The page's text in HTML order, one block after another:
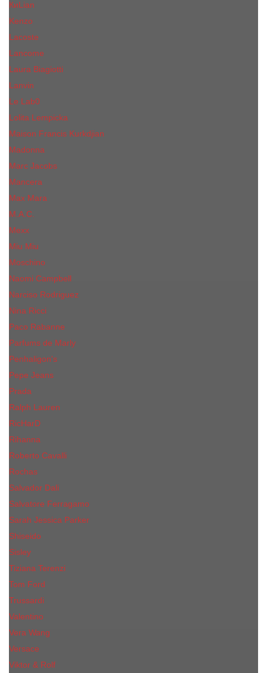
КиLian
Kenzo
Lacoste
Lancome
Laura Biagiotti
Lanvin
Lе Lab0
Lolita Lempicka
Maison Francis Kurkdjian
Madonna
Marc Jacobs
Mancera
Max Mara
M.А.C.
Mexx
Miu Miu
Mоsсhino
Naomi Campbell
Narciso Rodriguez
Nina Ricci
Paco Rabanne
Parfums de Marly
Penhaligon's
Pepe Jeans
Prada
Ralph Lauren
RicHarD
Rihanna
Roberto Cavalli
Rochas
Salvador Dali
Salvatore Ferragamo
Sarah Jessica Parker
Shiseido
Sisley
Tiziana Terenzi
Tom Ford
Trussardi
Valentino
Vera Wang
Versace
Viktor & Rolf